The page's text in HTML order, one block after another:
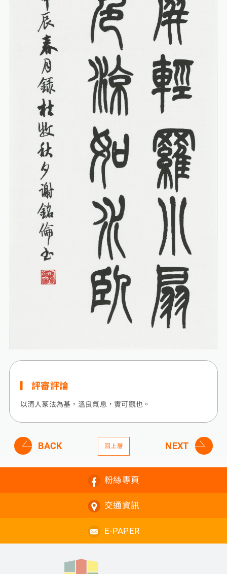
評審評論
以清人篆法為基，溫良氣息，實可觀也。
BACK 回上層 NEXT
粉絲專頁
交通資訊
E-PAPER